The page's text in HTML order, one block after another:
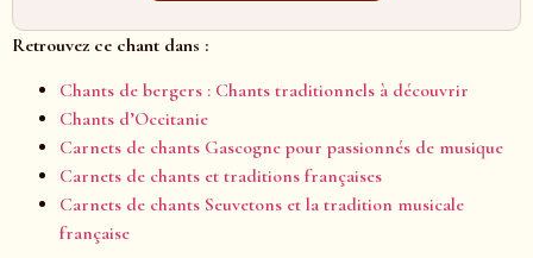
Retrouvez ce chant dans :
Chants de bergers : Chants traditionnels à découvrir
Chants d’Occitanie
Carnets de chants Gascogne pour passionnés de musique
Carnets de chants et traditions françaises
Carnets de chants Seuvetons et la tradition musicale
française